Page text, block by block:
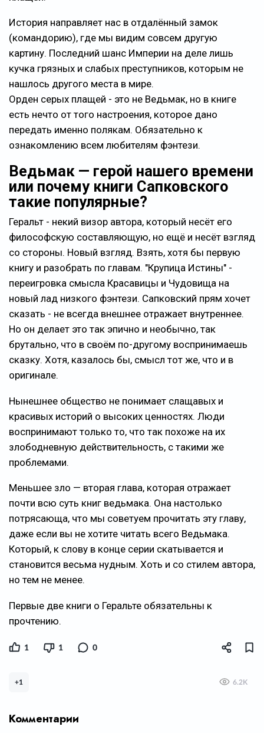
История направляет нас в отдалённый замок
(командорию), где мы видим совсем другую
картину. Последний шанс Империи на деле лишь
кучка грязных и слабых преступников, которым не
нашлось другого места в мире.
Орден серых плащей - это не Ведьмак, но в книге
есть нечто от того настроения, которое дано
передать именно полякам. Обязательно к
ознакомлению всем любителям фэнтези.
Ведьмак — герой нашего времени
или почему книги Сапковского
такие популярные?
Геральт - некий визор автора, который несёт его
философскую составляющую, но ещё и несёт взгляд
со стороны. Новый взгляд. Взять, хотя бы первую
книгу и разобрать по главам. "Крупица Истины" -
переигровка смысла Красавицы и Чудовища на
новый лад низкого фэнтези. Сапковский прям хочет
сказать - не всегда внешнее отражает внутреннее.
Но он делает это так эпично и необычно, так
брутально, что в своём по-другому воспринимаешь
сказку. Хотя, казалось бы, смысл тот же, что и в
оригинале.
Нынешнее общество не понимает слащавых и
красивых историй о высоких ценностях. Люди
воспринимают только то, что так похоже на их
злободневную действительность, с такими же
проблемами.
Меньшее зло — вторая глава, которая отражает
почти всю суть книг ведьмака. Она настолько
потрясающа, что мы советуем прочитать эту главу,
даже если вы не хотите читать всего Ведьмака.
Который, к слову в конце серии скатывается и
становится весьма нудным. Хоть и со стилем автора,
но тем не менее.
Первые две книги о Геральте обязательны к
прочтению.
1 1 0
+1 6.2K
Комментарии